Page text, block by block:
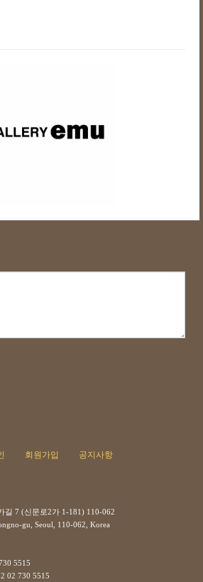
회원가입 공지사항
길 7 (신문로2가 1-181) 110-062
gu, Seoul, 110-062, Korea
5515
02 730 5515